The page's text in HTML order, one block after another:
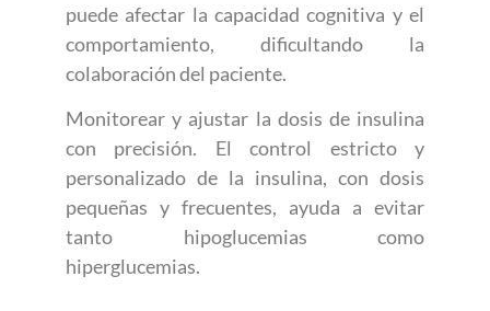
puede afectar la capacidad cognitiva y el
comportamiento, dificultando la
colaboración del paciente.
Monitorear y ajustar la dosis de insulina
con precisión. El control estricto y
personalizado de la insulina, con dosis
pequeñas y frecuentes, ayuda a evitar
tanto hipoglucemias como
hiperglucemias.